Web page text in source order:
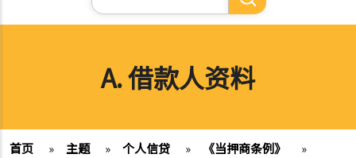
索
A. 借款人资料
首页 » 主题 » 个人信贷 » 《当押商条例》
»